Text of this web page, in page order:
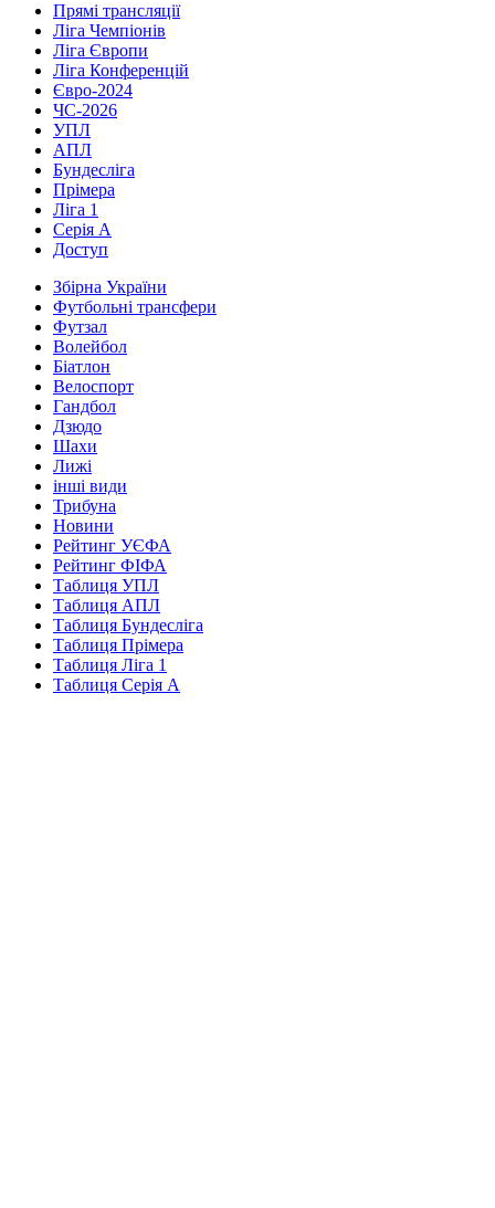
Прямі трансляції
Ліга Чемпіонів
Ліга Європи
Ліга Конференцій
Євро-2024
ЧС-2026
УПЛ
АПЛ
Бундесліга
Прімера
Ліга 1
Серія А
Доступ
Збірна України
Футбольні трансфери
Футзал
Волейбол
Біатлон
Велоспорт
Гандбол
Дзюдо
Шахи
Лижі
інші види
Трибуна
Новини
Рейтинг УЄФА
Рейтинг ФІФА
Таблиця УПЛ
Таблиця АПЛ
Таблиця Бундесліга
Таблиця Прімера
Таблиця Ліга 1
Таблиця Серія А